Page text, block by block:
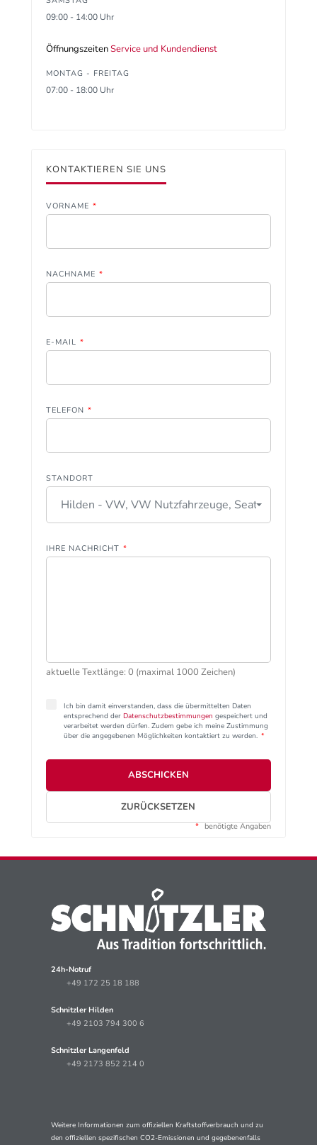
09:00 - 14:00 Uhr
ÖffnungszeitenService und Kundendienst
MONTAG - FREITAG
07:00 - 18:00 Uhr
KONTAKTIEREN SIE UNS
VORNAME *
NACHNAME *
E-MAIL *
TELEFON *
STANDORT
Hilden - VW, VW Nutzfahrzeuge, Seat
IHRE NACHRICHT *
aktuelle Textlänge: 0 (maximal 1000 Zeichen)
Ich bin damit einverstanden, dass die übermittelten Daten
entsprechend der Datenschutzbestimmungen gespeichert und
verarbeitet werden dürfen. Zudem gebe ich meine Zustimmung
über die angegebenen Möglichkeiten kontaktiert zu werden. *
ABSCHICKEN
ZURÜCKSETZEN
* benötigte Angaben
24h-Notruf
+49 172 25 18 188
Schnitzler Hilden
+49 2103 794 300 6
Schnitzler Langenfeld
+49 2173 852 214 0
Weitere Informationen zum offiziellen Kraftstoffverbrauch und zu
den offiziellen spezifischen CO2-Emissionen und gegebenenfalls